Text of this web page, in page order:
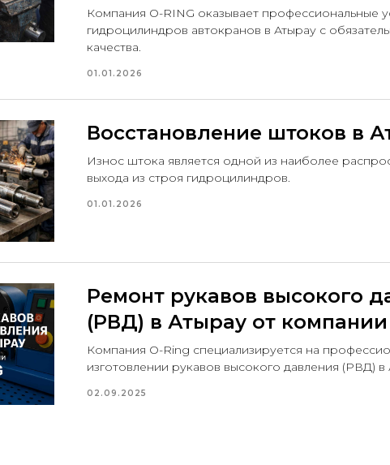
Компания O-RING оказывает профессиональные
гидроцилиндров автокранов в Атырау с
качества.
01.01.2026
Восстановление штоков в
Износ штока является одной из наиболее
выхода из строя гидроцилиндров.
01.01.2026
Ремонт рукавов высокого
(РВД) в Атырау от компании
Компания O-Ring специализируется на
изготовлении рукавов высокого давления (РВД) в
02.09.2025